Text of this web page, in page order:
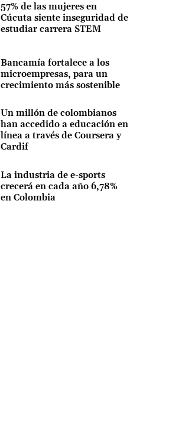
57% de las mujeres en
Cúcuta siente inseguridad de
estudiar carrera STEM
Bancamía fortalece a los
microempresas, para un
crecimiento más sostenible
Un millón de colombianos
han accedido a educación en
línea a través de Coursera y
Cardif
La industria de e-sports
crecerá en cada año 6,78%
en Colombia